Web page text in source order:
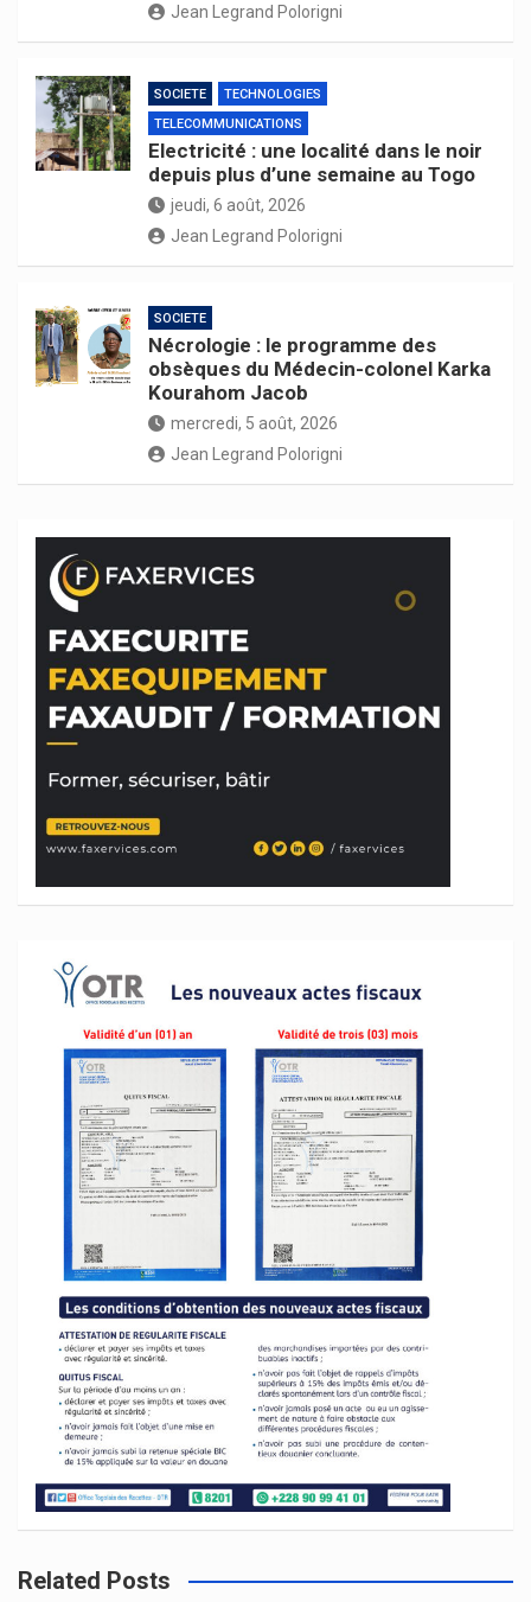
Jean Legrand Polorigni
SOCIETE
TECHNOLOGIES
TELECOMMUNICATIONS
Electricité : une localité dans le noir
depuis plus d’une semaine au Togo
jeudi, 6 août, 2026
Jean Legrand Polorigni
SOCIETE
Nécrologie : le programme des
obsèques du Médecin-colonel Karka
Kourahom Jacob
mercredi, 5 août, 2026
Jean Legrand Polorigni
Related Posts